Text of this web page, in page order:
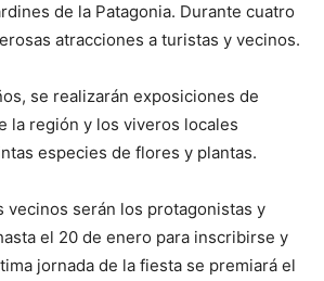
de la Patagonia. Durante cuatro
atracciones a turistas y vecinos.
se realizarán exposiciones de
la región y los viveros locales
especies de flores y plantas.
vecinos serán los protagonistas y
el 20 de enero para inscribirse y
jornada de la fiesta se premiará el